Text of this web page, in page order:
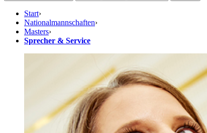
Start›
Nationalmannschaften›
Masters›
Sprecher & Service